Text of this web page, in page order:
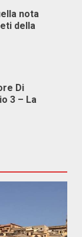
nota
della
Di
3 – La